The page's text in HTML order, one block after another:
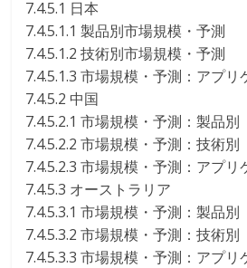
7.4.5.1 日本
7.4.5.1.1 製品別市場規模・予測
7.4.5.1.2 技術別市場規模・予測
7.4.5.1.3 市場規模・予測：アプリ
7.4.5.2 中国
7.4.5.2.1 市場規模・予測：製品別
7.4.5.2.2 市場規模・予測：技術別
7.4.5.2.3 市場規模・予測：アプリ
7.4.5.3 オーストラリア
7.4.5.3.1 市場規模・予測：製品別
7.4.5.3.2 市場規模・予測：技術別
7.4.5.3.3 市場規模・予測：アプリ